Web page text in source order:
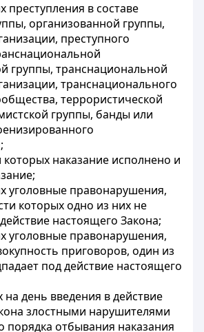
преступления в составе
организованной группы,
преступного
группы, транснациональной
транснационального
террористической
группы, банды или
наказание исполнено и
уголовные правонарушения,
которых одно из них не
настоящего Закона;
уголовные правонарушения,
приговоров, один из
под действие настоящего
день введения в действие
злостными нарушителями
порядка отбывания наказания